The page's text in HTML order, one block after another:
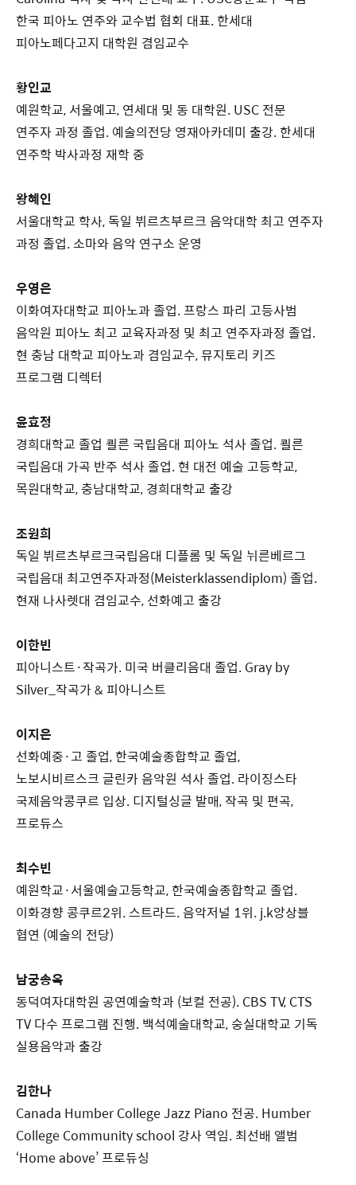
한국 피아노 연주와 교수법 협회 대표. 한세대
피아노페다고지 대학원 겸임교수
황인교
예원학교, 서울예고, 연세대 및 동 대학원. USC 전문
연주자 과정 졸업. 예술의전당 영재아카데미 출강. 한세대
연주학 박사과정 재학 중
왕혜인
서울대학교 학사, 독일 뷔르츠부르크 음악대학 최고 연주자
과정 졸업. 소마와 음악 연구소 운영
우영은
이화여자대학교 피아노과 졸업. 프랑스 파리 고등사범
음악원 피아노 최고 교육자과정 및 최고 연주자과정 졸업.
현 충남 대학교 피아노과 겸임교수, 뮤지토리 키즈
프로그램 디렉터
윤효정
경희대학교 졸업 쾰른 국립음대 피아노 석사 졸업. 쾰른
국립음대 가곡 반주 석사 졸업. 현 대전 예술 고등학교,
목원대학교, 충남대학교, 경희대학교 출강
조원희
독일 뷔르츠부르크국립음대 디플롬 및 독일 뉘른베르그
국립음대 최고연주자과정(Meisterklassendiplom) 졸업.
현재 나사렛대 겸임교수, 선화예고 출강
이한빈
피아니스트·작곡가. 미국 버클리음대 졸업. Gray by
Silver_작곡가 & 피아니스트
이지은
선화예중·고 졸업, 한국예술종합학교 졸업,
노보시비르스크 글린카 음악원 석사 졸업. 라이징스타
국제음악콩쿠르 입상. 디지털싱글 발매, 작곡 및 편곡,
프로듀스
최수빈
예원학교·서울예술고등학교, 한국예술종합학교 졸업.
이화경향 콩쿠르2위. 스트라드. 음악저널 1위. j.k앙상블
협연 (예술의 전당)
남궁송옥
동덕여자대학원 공연예술학과 (보컬 전공). CBS TV, CTS
TV 다수 프로그램 진행. 백석예술대학교, 숭실대학교 기독
실용음악과 출강
김한나
Canada Humber College Jazz Piano 전공. Humber
College Community school 강사 역임. 최선배 앨범
‘Home above’ 프로듀싱